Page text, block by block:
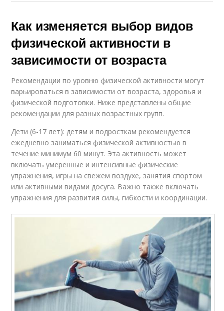
Как изменяется выбор видов
физической активности в
зависимости от возраста
Рекомендации по уровню физической активности могут
варьироваться в зависимости от возраста, здоровья и
физической подготовки. Ниже представлены общие
рекомендации для разных возрастных групп.
Дети (6-17 лет): детям и подросткам рекомендуется
ежедневно заниматься физической активностью в
течение минимум 60 минут. Эта активность может
включать умеренные и интенсивные физические
упражнения, игры на свежем воздухе, занятия спортом
или активными видами досуга. Важно также включать
упражнения для развития силы, гибкости и координации.